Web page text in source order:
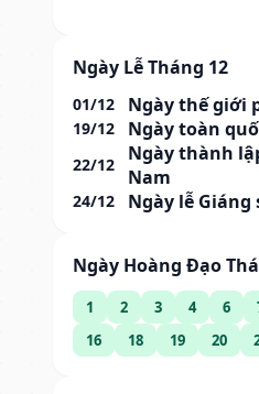
Ngày Lễ Tháng 12
01/12 Ngày thế giới
19/12 Ngày toàn
22/12
Ngày thành
Nam
24/12 Ngày lễ Giáng
Ngày Hoàng Đạo
1 2 3 4 6
16
18 19 20